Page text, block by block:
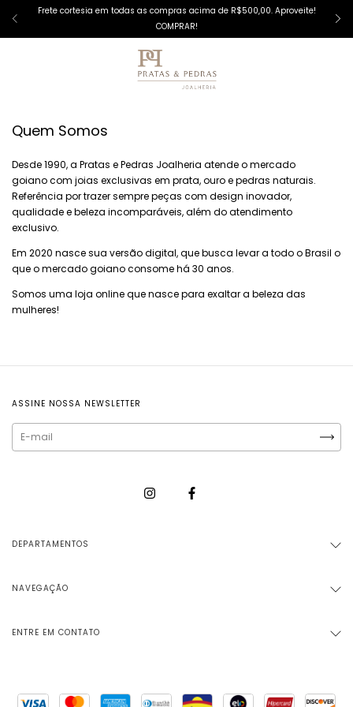
Frete cortesia em todas as compras acima de R$500,00. Aproveite!
COMPRAR!
Quem Somos
Desde 1990, a Pratas e Pedras Joalheria atende o mercado
goiano com joias exclusivas em prata, ouro e pedras naturais.
Referência por trazer sempre peças com design inovador,
qualidade e beleza incomparáveis, além do atendimento
exclusivo.
Em 2020 nasce sua versão digital, que busca levar a todo o Brasil o
que o mercado goiano consome há 30 anos.
Somos uma loja online que nasce para exaltar a beleza das
mulheres!
ASSINE NOSSA NEWSLETTER
DEPARTAMENTOS
NAVEGAÇÃO
ENTRE EM CONTATO